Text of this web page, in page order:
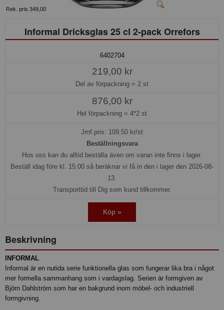
Rek. pris 349,00
Informal Dricksglas 25 cl 2-pack Orrefors
6402704
219,00 kr
Del av förpackning = 2 st
876,00 kr
Hel förpackning = 4*2 st
Jmf.pris: 109,50 kr/st
Beställningsvara
Hos oss kan du alltid beställa även om varan inte finns i lager.
Beställ idag före kl. 15:00 så beräknar vi få in den i lager den 2026-08-
13.
Transporttid till Dig som kund tillkommer.
Köp »
Beskrivning
INFORMAL
Informal är en nutida serie funktionella glas som fungerar lika bra i något
mer formella sammanhang som i vardagslag. Serien är formgiven av
Björn Dahlström som har en bakgrund inom möbel- och industriell
formgivning.